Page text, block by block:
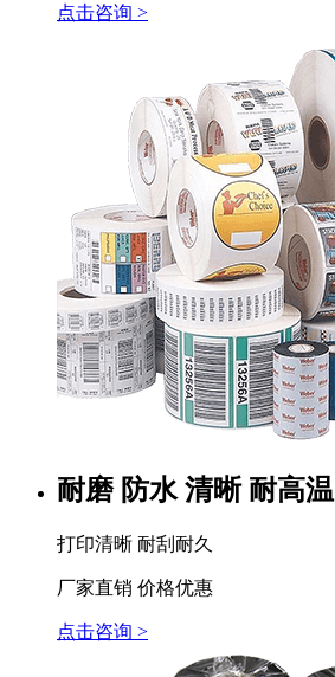
点击咨询 >
耐磨 防水 清晰 耐高温
打印清晰 耐刮耐久
厂家直销 价格优惠
点击咨询 >